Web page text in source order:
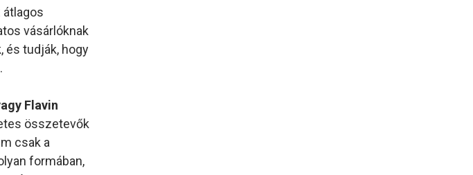
vásárlóknak
és tudják, hogy
Flavin
összetevők
csak a
formában,